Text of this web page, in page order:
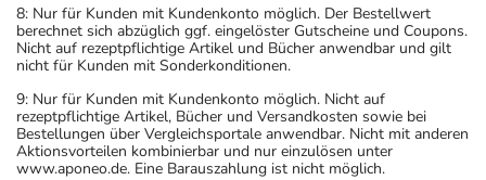
8: Nur für Kunden mit Kundenkonto möglich. Der Bestellwert
berechnet sich abzüglich ggf. eingelöster Gutscheine und Coupons.
Nicht auf rezeptpflichtige Artikel und Bücher anwendbar und gilt
nicht für Kunden mit Sonderkonditionen.
9: Nur für Kunden mit Kundenkonto möglich. Nicht auf
rezeptpflichtige Artikel, Bücher und Versandkosten sowie bei
Bestellungen über Vergleichsportale anwendbar. Nicht mit anderen
Aktionsvorteilen kombinierbar und nur einzulösen unter
www.aponeo.de. Eine Barauszahlung ist nicht möglich.